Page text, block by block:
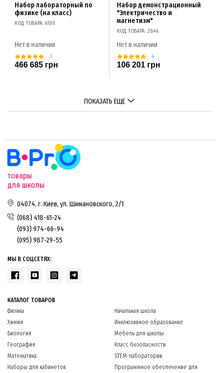
Набор лабораторный по
физике (на класс)
КОД ТОВАРА: 6100
Нет в наличии
3
466 685 грн
Набор демонстрационный
"Электричество и
магнетизм"
КОД ТОВАРА: 2846
Нет в наличии
4
106 201 грн
ПОКАЗАТЬ ЕЩЕ
товары
для школы
04074, г. Киев, ул. Шимановского, 2/1
(068) 418-61-24
(093) 974-66-94
(095) 987-29-55
МЫ В СОЦСЕТЯХ:
КАТАЛОГ ТОВАРОВ
Физика
Химия
Биология
География
Математика
Наборы для кабинетов
Начальная школа
Инклюзивное образование
Мебель для школы
Класс безопасности
STEM-лаборатории
Программное обеспечение для